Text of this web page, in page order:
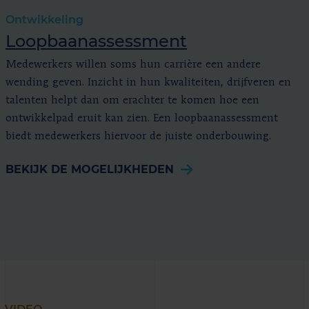
Ontwikkeling
Loopbaanassessment
Medewerkers willen soms hun carrière een andere
wending geven. Inzicht in hun kwaliteiten, drijfveren en
talenten helpt dan om erachter te komen hoe een
ontwikkelpad eruit kan zien. Een loopbaanassessment
biedt medewerkers hiervoor de juiste onderbouwing.
BEKIJK DE MOGELIJKHEDEN